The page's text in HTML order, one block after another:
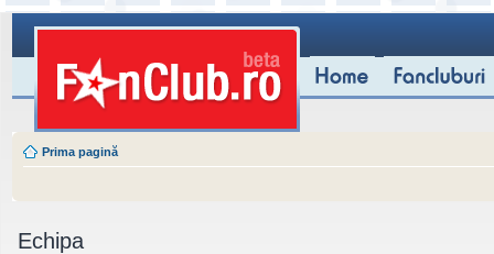
Prima pagină
Echipa